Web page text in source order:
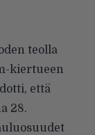
teolla
kiertueen
että
28.